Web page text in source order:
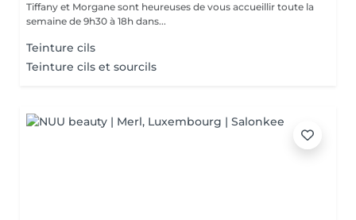
Tiffany et Morgane sont heureuses de vous accueillir toute la
semaine de 9h30 à 18h dans...
Teinture cils
Teinture cils et sourcils